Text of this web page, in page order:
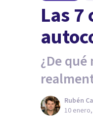
Las
¿De
Rubén
10